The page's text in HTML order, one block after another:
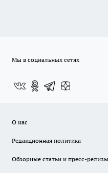
Мы в социальных сетях
О нас
Редакционная политика
Обзорные статьи и пресс-релизы